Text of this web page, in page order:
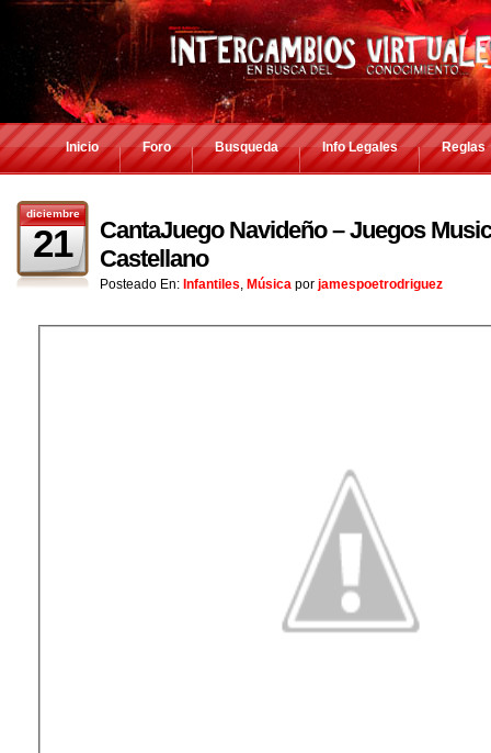
Inicio Foro Busqueda Info Legales Reglas
diciembre
21
CantaJuego Navideño – Juegos
Castellano
Posteado En: Infantiles, Música por jamespoetrodriguez